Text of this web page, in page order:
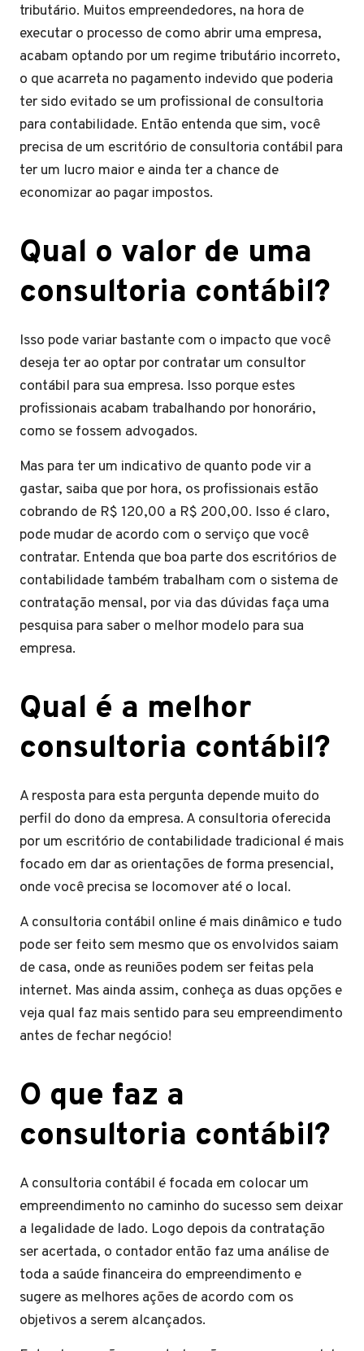
tributário. Muitos empreendedores, na hora de
executar o processo de como abrir uma empresa,
acabam optando por um regime tributário incorreto,
o que acarreta no pagamento indevido que poderia
ter sido evitado se um profissional de consultoria
para contabilidade. Então entenda que sim, você
precisa de um escritório de consultoria contábil para
ter um lucro maior e ainda ter a chance de
economizar ao pagar impostos.
Qual o valor de uma
consultoria contábil?
Isso pode variar bastante com o impacto que você
deseja ter ao optar por contratar um consultor
contábil para sua empresa. Isso porque estes
profissionais acabam trabalhando por honorário,
como se fossem advogados.
Mas para ter um indicativo de quanto pode vir a
gastar, saiba que por hora, os profissionais estão
cobrando de R$ 120,00 a R$ 200,00. Isso é claro,
pode mudar de acordo com o serviço que você
contratar. Entenda que boa parte dos escritórios de
contabilidade também trabalham com o sistema de
contratação mensal, por via das dúvidas faça uma
pesquisa para saber o melhor modelo para sua
empresa.
Qual é a melhor
consultoria contábil?
A resposta para esta pergunta depende muito do
perfil do dono da empresa. A consultoria oferecida
por um escritório de contabilidade tradicional é mais
focado em dar as orientações de forma presencial,
onde você precisa se locomover até o local.
A consultoria contábil online é mais dinâmico e tudo
pode ser feito sem mesmo que os envolvidos saiam
de casa, onde as reuniões podem ser feitas pela
internet. Mas ainda assim, conheça as duas opções e
veja qual faz mais sentido para seu empreendimento
antes de fechar negócio!
O que faz a
consultoria contábil?
A consultoria contábil é focada em colocar um
empreendimento no caminho do sucesso sem deixar
a legalidade de lado. Logo depois da contratação
ser acertada, o contador então faz uma análise de
toda a saúde financeira do empreendimento e
sugere as melhores ações de acordo com os
objetivos a serem alcançados.